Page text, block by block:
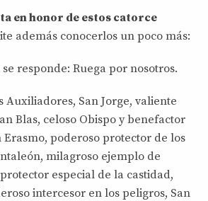
en honor de estos catorce
además conocerlos un poco más:
responde: Ruega por nosotros.
Auxiliadores, San Jorge, valiente
Blas, celoso Obispo y benefactor
Erasmo, poderoso protector de los
milagroso ejemplo de
especial de la castidad,
intercesor en los peligros, San